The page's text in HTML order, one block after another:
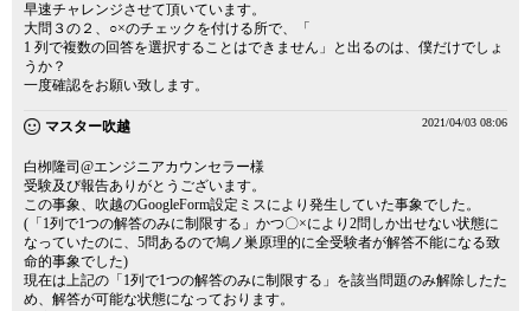
早速チャレンジさせて頂いています。
大問３の２、○×のチェックを付ける所で、「
1 列で複数の回答を選択することはできません」と出るのは、僕だけでしょ
うか？
一度確認をお願い致します。
マスター吹越 2021/04/03 08:06
白栁隆司@エンジニアカウンセラー様
受験及び報告ありがとうございます。
この事象、吹越のGoogleForm設定ミスにより発生していた事象でした。
(「1列で1つの解答のみに制限する」かつ〇×により2問しか出せない状態に
なっていたのに、5問あるので鳩ノ巣原理的に全受験者が解答不能になる致
命的事象でした)
現在は上記の「1列で1つの解答のみに制限する」を該当問題のみ解除したた
め、解答が可能な状態になっております。